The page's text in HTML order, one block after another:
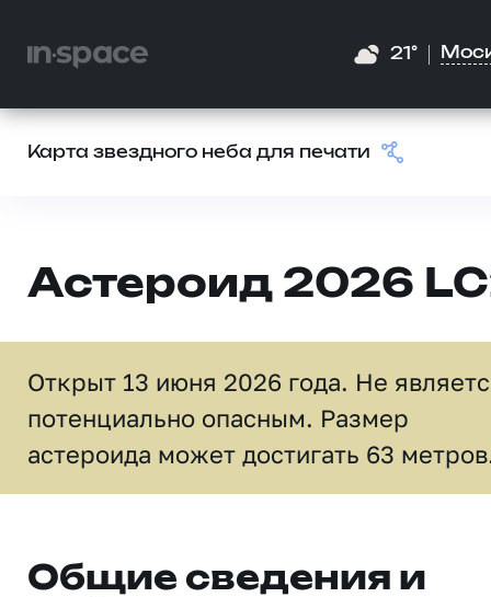
21°
Карта звездного неба для печати
Астероид 2026
Открыт 13 июня 2026 года. Не
потенциально опасным. Размер
астероида может достигать 63
Общие сведения и